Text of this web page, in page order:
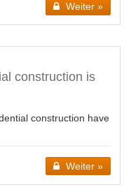
Weiter »
construction is
construction have
Weiter »